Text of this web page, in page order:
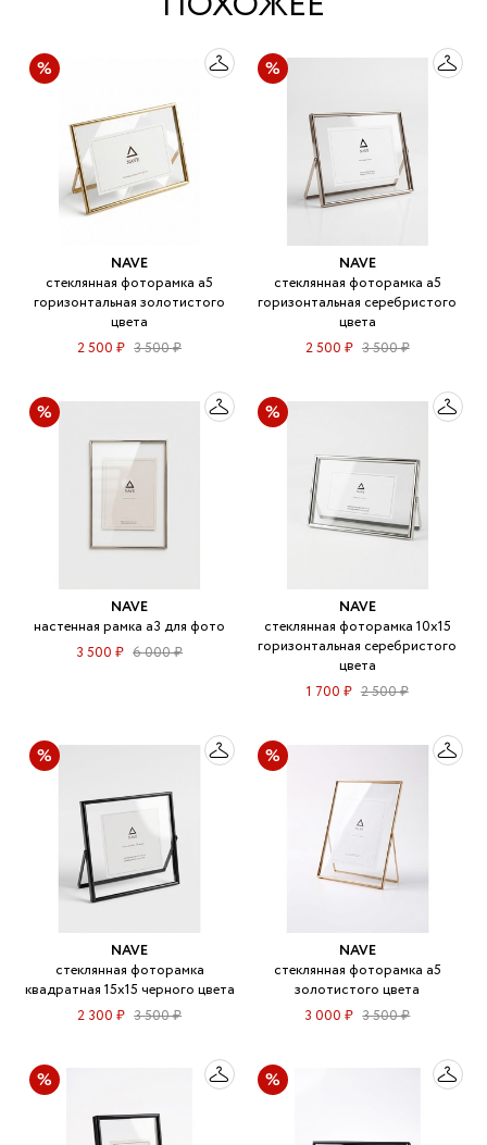
NAVE
стеклянная фоторамка а5
горизонтальная золотистого
цвета
2 500 ₽ 3 500 ₽
NAVE
стеклянная фоторамка а5
горизонтальная серебристого
цвета
2 500 ₽ 3 500 ₽
NAVE
настенная рамка а3 для фото
3 500 ₽ 6 000 ₽
NAVE
стеклянная фоторамка 10х15
горизонтальная серебристого
цвета
1 700 ₽ 2 500 ₽
NAVE
стеклянная фоторамка
квадратная 15х15 черного цвета
2 300 ₽ 3 500 ₽
NAVE
стеклянная фоторамка а5
золотистого цвета
3 000 ₽ 3 500 ₽